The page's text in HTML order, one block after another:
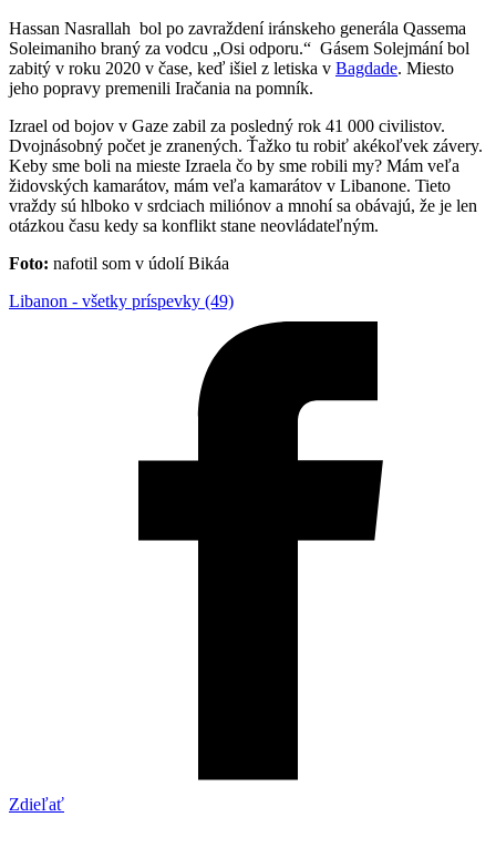
Hassan Nasrallah bol po zavraždení iránskeho generála Qassema
Soleimaniho braný za vodcu „Osi odporu.“ Gásem Solejmání bol
zabitý v roku 2020 v čase, keď išiel z letiska v Bagdade. Miesto
jeho popravy premenili Iračania na pomník.
Izrael od bojov v Gaze zabil za posledný rok 41 000 civilistov.
Dvojnásobný počet je zranených. Ťažko tu robiť akékoľvek závery.
Keby sme boli na mieste Izraela čo by sme robili my? Mám veľa
židovských kamarátov, mám veľa kamarátov v Libanone. Tieto
vraždy sú hlboko v srdciach miliónov a mnohí sa obávajú, že je len
otázkou času kedy sa konflikt stane neovládateľným.
Foto: nafotil som v údolí Bikáa
Libanon - všetky príspevky (49)
Zdieľať